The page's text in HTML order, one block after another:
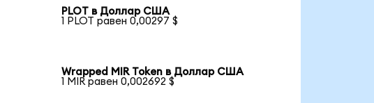
PLOT в Доллар США
1 PLOT равен 0,00297 $
Wrapped MIR Token в Доллар США
1 MIR равен 0,002692 $